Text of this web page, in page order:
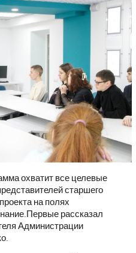
охватит все целевые
старшего
на полях
рассказал
Администрации